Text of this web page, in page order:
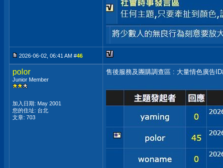
2026-06-02, 06:41 AM #46
polor
Junior Member
加入日期: May 2001
您的住址: 台北
文章: 703
售後服務及團購調查區 : 大量情色廣告